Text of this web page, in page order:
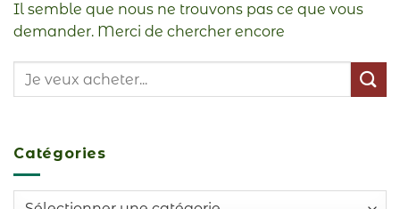
Catégories
Catégories
Il semble que nous ne trouvons pas ce que vous
demander. Merci de chercher encore